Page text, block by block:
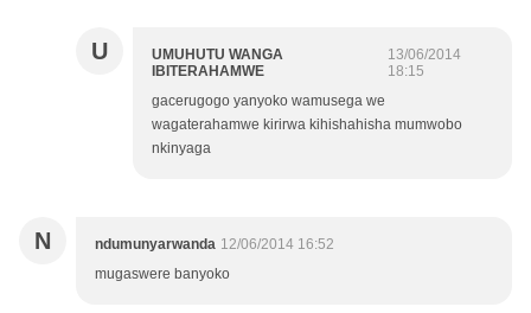
U
UMUHUTU WANGA
IBITERAHAMWE
13/06/2014
18:15
gacerugogo yanyoko wamusega we
wagaterahamwe kirirwa kihishahisha mumwobo
nkinyaga
N ndumunyarwanda 12/06/2014 16:52
mugaswere banyoko